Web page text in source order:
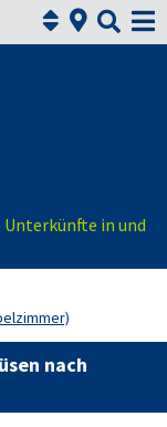
 

in und
nach